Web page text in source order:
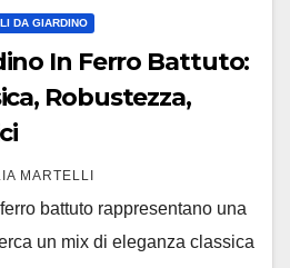
DA GIARDINO
In Ferro Battuto:
Robustezza,
MARTELLI
battuto rappresentano una
un mix di eleganza classica